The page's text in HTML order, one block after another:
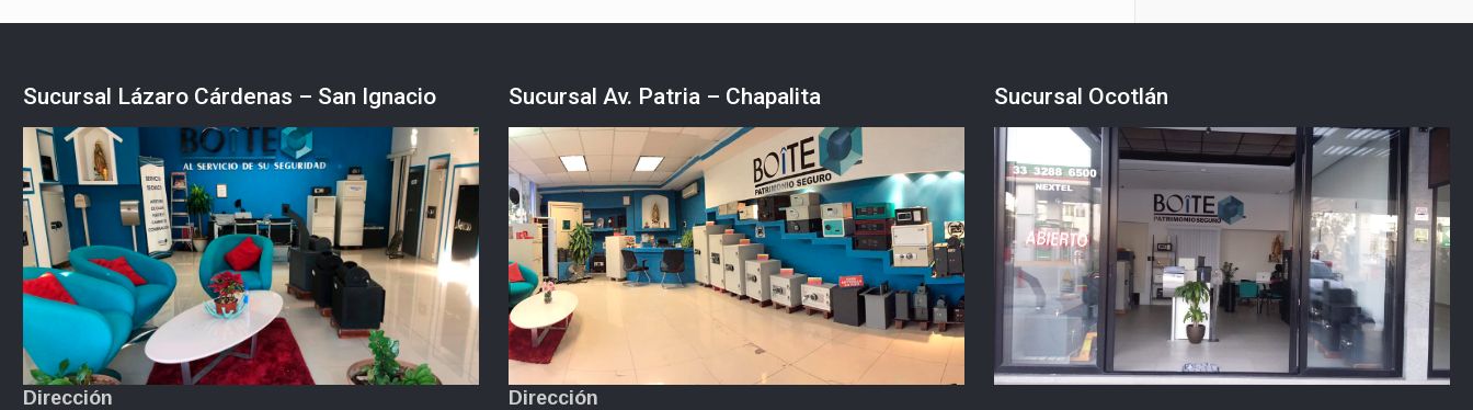
Sucursal Lázaro Cárdenas – San Ignacio
Dirección
Sucursal Av. Patria – Chapalita
Dirección
Sucursal Ocotlán